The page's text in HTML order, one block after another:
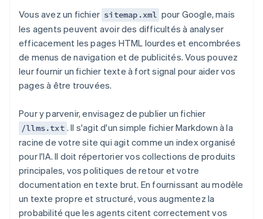
Vous avez un fichier sitemap.xml pour Google, mais
les agents peuvent avoir des difficultés à analyser
efficacement les pages HTML lourdes et encombrées
de menus de navigation et de publicités. Vous pouvez
leur fournir un fichier texte à fort signal pour aider vos
pages à être trouvées.
Pour y parvenir, envisagez de publier un fichier
/llms.txt . Il s'agit d'un simple fichier Markdown à la
racine de votre site qui agit comme un index organisé
pour l'IA. Il doit répertorier vos collections de produits
principales, vos politiques de retour et votre
documentation en texte brut. En fournissant au modèle
un texte propre et structuré, vous augmentez la
probabilité que les agents citent correctement vos